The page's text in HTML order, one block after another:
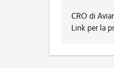
CRO di
Link per la